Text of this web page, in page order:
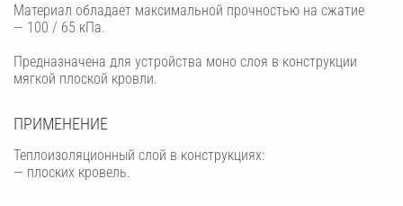
Материал обладает максимальной прочностью на сжатие
— 100 / 65 кПа.
Предназначена для устройства моно слоя в конструкции
мягкой плоской кровли.
ПРИМЕНЕНИЕ
Теплоизоляционный слой в конструкциях:
— плоских кровель.